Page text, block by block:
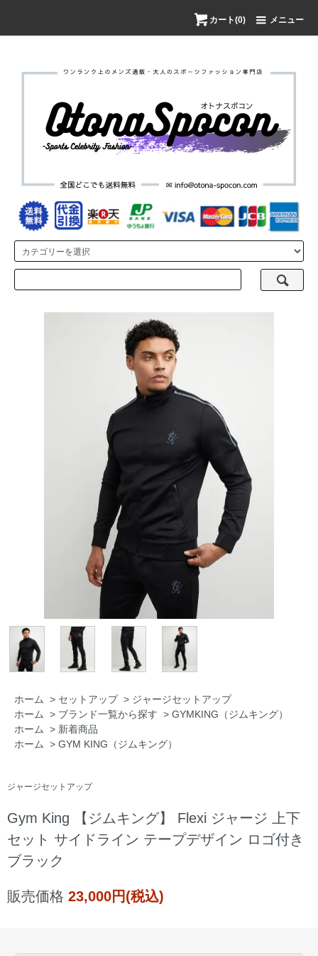
カート(0) メニュー
ホーム > セットアップ > ジャージセットアップ
ホーム
> ブランド一覧から探す > GYMKING（ジムキング）
ホーム
> 新着商品
ホーム
> GYM KING（ジムキング）
ジャージセットアップ
Gym King 【ジムキング】 Flexi ジャージ 上下
セット サイドライン テープデザイン ロゴ付き
ブラック
販売価格 23,000円(税込)